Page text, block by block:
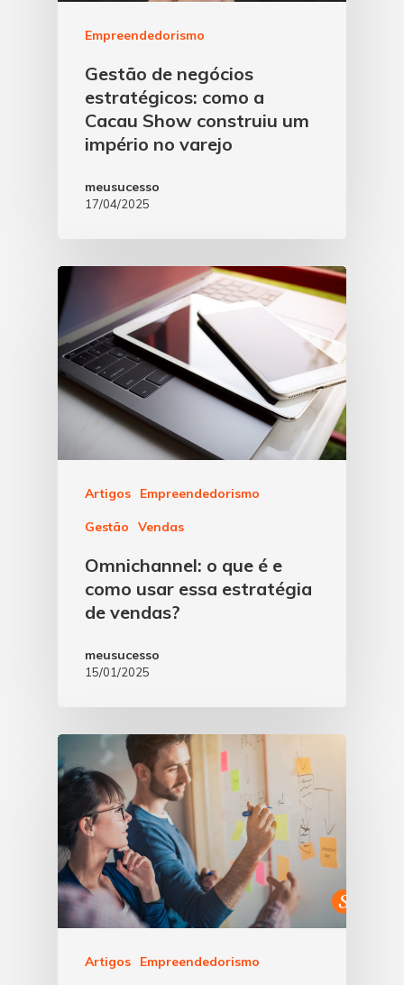
Empreendedorismo
Gestão de negócios
estratégicos: como a
Cacau Show construiu um
império no varejo
meusucesso
17/04/2025
Artigos Empreendedorismo
Gestão Vendas
Omnichannel: o que é e
como usar essa estratégia
de vendas?
meusucesso
15/01/2025
Artigos Empreendedorismo